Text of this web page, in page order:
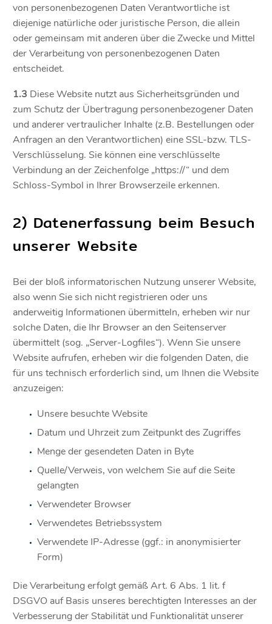
von personenbezogenen Daten Verantwortliche ist
diejenige natürliche oder juristische Person, die allein
oder gemeinsam mit anderen über die Zwecke und Mittel
der Verarbeitung von personenbezogenen Daten
entscheidet.
1.3 Diese Website nutzt aus Sicherheitsgründen und
zum Schutz der Übertragung personenbezogener Daten
und anderer vertraulicher Inhalte (z.B. Bestellungen oder
Anfragen an den Verantwortlichen) eine SSL-bzw. TLS-
Verschlüsselung. Sie können eine verschlüsselte
Verbindung an der Zeichenfolge „https://“ und dem
Schloss-Symbol in Ihrer Browserzeile erkennen.
2) Datenerfassung beim Besuch
unserer Website
Bei der bloß informatorischen Nutzung unserer Website,
also wenn Sie sich nicht registrieren oder uns
anderweitig Informationen übermitteln, erheben wir nur
solche Daten, die Ihr Browser an den Seitenserver
übermittelt (sog. „Server-Logfiles“). Wenn Sie unsere
Website aufrufen, erheben wir die folgenden Daten, die
für uns technisch erforderlich sind, um Ihnen die Website
anzuzeigen:
Unsere besuchte Website
Datum und Uhrzeit zum Zeitpunkt des Zugriffes
Menge der gesendeten Daten in Byte
Quelle/Verweis, von welchem Sie auf die Seite
gelangten
Verwendeter Browser
Verwendetes Betriebssystem
Verwendete IP-Adresse (ggf.: in anonymisierter
Form)
Die Verarbeitung erfolgt gemäß Art. 6 Abs. 1 lit. f
DSGVO auf Basis unseres berechtigten Interesses an der
Verbesserung der Stabilität und Funktionalität unserer